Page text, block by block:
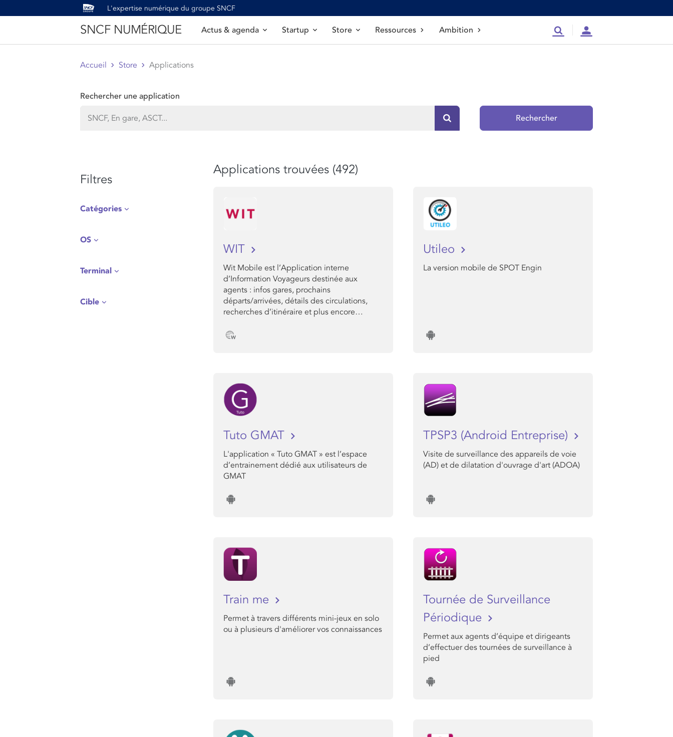
L'expertise numérique du groupe SNCF
SNCF NUMÉRIQUE Actus & agenda Startup Store Ressources Ambition RechercheCompte
Accueil Store Applications
Rechercher une application
Rechercher sur le site
Rechercher
Filtres
Catégories
OS
Terminal
Cible
Applications trouvées (492)
WIT
Wit Mobile est l’Application interne
d’Information Voyageurs destinée aux
agents : infos gares, prochains
départs/arrivées, détails des circulations,
recherches d’itinéraire et plus encore…
Utileo
La version mobile de SPOT Engin
Tuto GMAT
L'application « Tuto GMAT » est l’espace
d’entrainement dédié aux utilisateurs de
GMAT
TPSP3 (Android Entreprise)
Visite de surveillance des appareils de voie
(AD) et de dilatation d'ouvrage d'art (ADOA)
Train me
Permet à travers différents mini-jeux en solo
ou à plusieurs d'améliorer vos connaissances
Tournée de Surveillance
Périodique
Permet aux agents d’équipe et dirigeants
d’effectuer des tournées de surveillance à
pied